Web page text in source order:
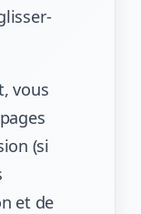
vous
(si
et de